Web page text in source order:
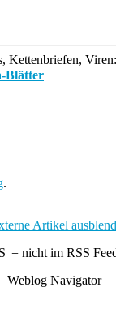
Kettenbriefen, Viren:
Blätter
.
Artikel
= nicht im RSS
Weblog Navigator